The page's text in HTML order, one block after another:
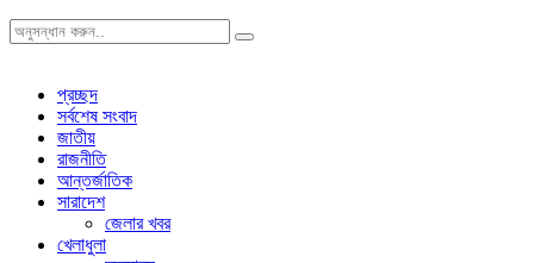
প্রচ্ছদ
সর্বশেষ সংবাদ
জাতীয়
রাজনীতি
আন্তর্জাতিক
সারাদেশ
জেলার খবর
খেলাধুলা